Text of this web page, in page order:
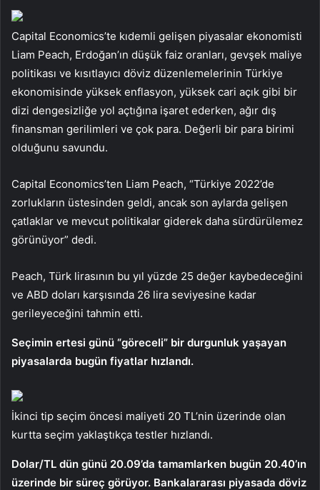
Capital Economics’te kıdemli gelişen piyasalar ekonomisti
Liam Peach, Erdoğan’ın düşük faiz oranları, gevşek maliye
politikası ve kısıtlayıcı döviz düzenlemelerinin Türkiye
ekonomisinde yüksek enflasyon, yüksek cari açık gibi bir
dizi dengesizliğe yol açtığına işaret ederken, ağır dış
finansman gerilimleri ve çok para. Değerli bir para birimi
olduğunu savundu.
Capital Economics’ten Liam Peach, “Türkiye 2022’de
zorlukların üstesinden geldi, ancak son aylarda gelişen
çatlaklar ve mevcut politikalar giderek daha sürdürülemez
görünüyor” dedi.
Peach, Türk lirasının bu yıl yüzde 25 değer kaybedeceğini
ve ABD doları karşısında 26 lira seviyesine kadar
gerileyeceğini tahmin etti.
Seçimin ertesi günü “göreceli” bir durgunluk yaşayan
piyasalarda bugün fiyatlar hızlandı.
İkinci tip seçim öncesi maliyeti 20 TL’nin üzerinde olan
kurtta seçim yaklaştıkça testler hızlandı.
Dolar/TL dün günü 20.09’da tamamlarken bugün 20.40’ın
üzerinde bir süreç görüyor. Bankalararası piyasada döviz